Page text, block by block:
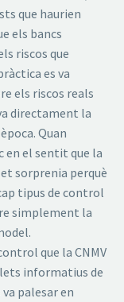
que haurien
els bancs
riscos que
es va
els riscos reals
directament la
Quan
en el sentit que la
sorprenia perquè
tipus de control
simplement la
que la CNMV
informatius de
palesar en